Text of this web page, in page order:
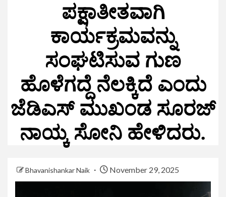
ಪಕ್ಷಾತೀತವಾಗಿ
ಕಾರ್ಯಕ್ರಮವನ್ನು
ಸಂಘಟಿಸುವ ಗುಣ
ಹೊಳೆಗದ್ದೆ ನೆಲಕ್ಕಿದೆ ಎಂದು
ಜೆಡಿಎಸ್ ಮುಖಂಡ ಸೂರಜ್
ನಾಯ್ಕ ಸೋನಿ ಹೇಳಿದರು.
Bhavanishankar Naik November 29, 2025